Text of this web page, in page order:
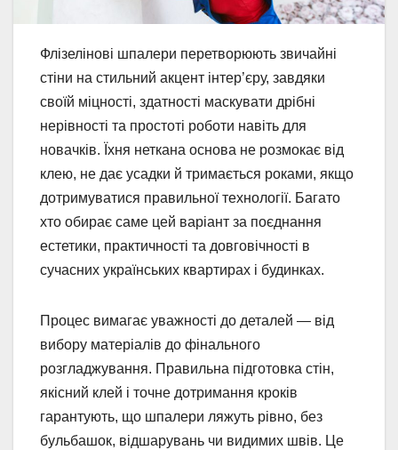
Флізелінові шпалери перетворюють звичайні
стіни на стильний акцент інтер’єру, завдяки
своїй міцності, здатності маскувати дрібні
нерівності та простоті роботи навіть для
новачків. Їхня неткана основа не розмокає від
клею, не дає усадки й тримається роками, якщо
дотримуватися правильної технології. Багато
хто обирає саме цей варіант за поєднання
естетики, практичності та довговічності в
сучасних українських квартирах і будинках.
Процес вимагає уважності до деталей — від
вибору матеріалів до фінального
розгладжування. Правильна підготовка стін,
якісний клей і точне дотримання кроків
гарантують, що шпалери ляжуть рівно, без
бульбашок, відшарувань чи видимих швів. Це